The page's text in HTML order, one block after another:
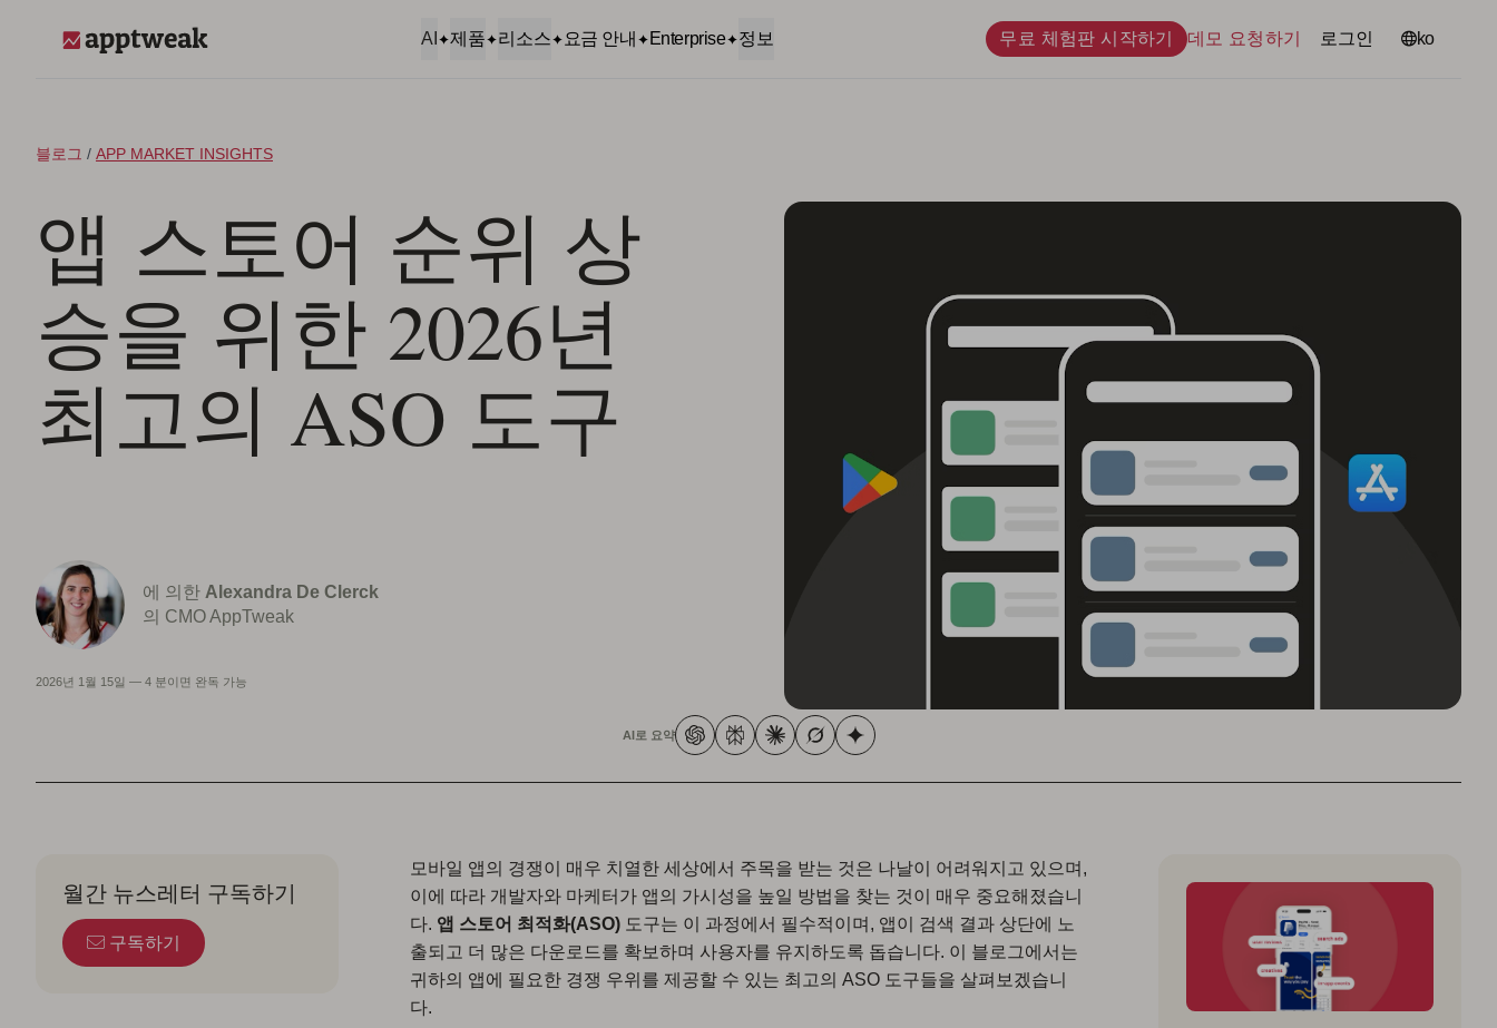
AI 제품 리소스 요금 안내 Enterprise 정보 무료 체험판 시작하기 데모 요청하기 로그인 언어
ko
블로그 / APP MARKET INSIGHTS
앱 스토어 순위 상
승을 위한 2026년
최고의 ASO 도구
에 의한 Alexandra De Clerck
의 CMO AppTweak
2026년 1월 15일 — 4 분이면 완독 가능
AI로 요약
월간 뉴스레터 구독하기
구독하기
모바일 앱의 경쟁이 매우 치열한 세상에서 주목을 받는 것은 나날이 어려워지고 있으며,
이에 따라 개발자와 마케터가 앱의 가시성을 높일 방법을 찾는 것이 매우 중요해졌습니
다. 앱 스토어 최적화(ASO) 도구는 이 과정에서 필수적이며, 앱이 검색 결과 상단에 노
출되고 더 많은 다운로드를 확보하며 사용자를 유지하도록 돕습니다. 이 블로그에서는
귀하의 앱에 필요한 경쟁 우위를 제공할 수 있는 최고의 ASO 도구들을 살펴보겠습니
다.